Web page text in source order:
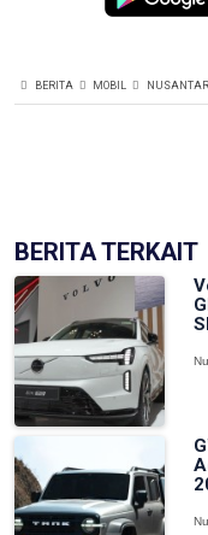
BERITA MOBIL
BERITA TERKAIT